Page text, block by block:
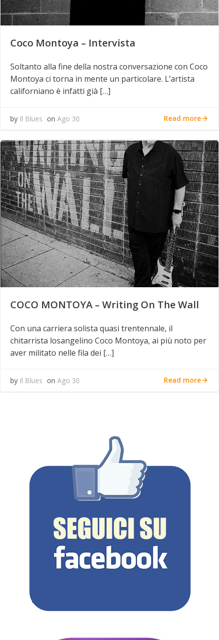
Coco Montoya – Intervista
Soltanto alla fine della nostra conversazione con Coco
Montoya ci torna in mente un particolare. L’artista
californiano è infatti già […]
by Il Blues on Ago 30 Read more
COCO MONTOYA – Writing On The Wall
Con una carriera solista quasi trentennale, il
chitarrista losangelino Coco Montoya, ai più noto per
aver militato nelle fila dei […]
by Il Blues on Ago 30 Read more